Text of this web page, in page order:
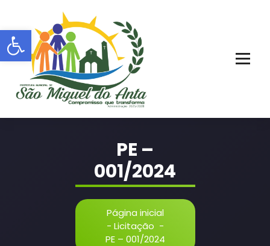
Barra de Ferramentas Aberta
o
conteúdo
PE –
001/2024
Página inicial
- Licitação -
PE – 001/2024